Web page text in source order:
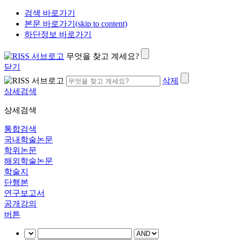
검색 바로가기
본문 바로가기(skip to content)
하단정보 바로가기
무엇을 찾고 계세요?
닫기
삭제
상세검색
상세검색
통합검색
국내학술논문
학위논문
해외학술논문
학술지
단행본
연구보고서
공개강의
버튼